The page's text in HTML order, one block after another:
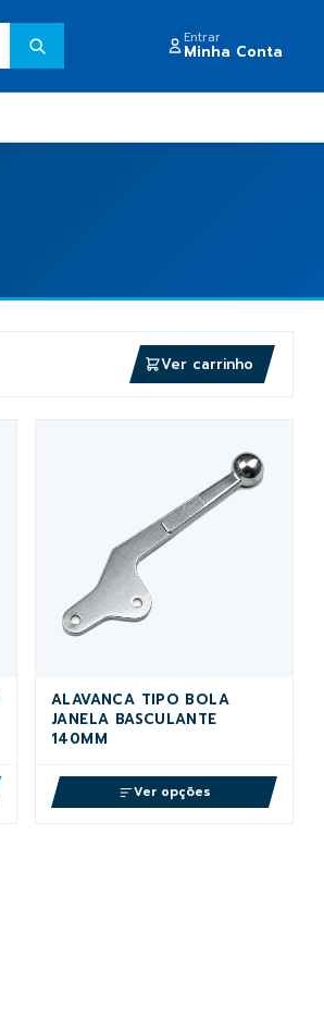
Entrar
Minha Conta
Ver carrinho
ALAVANCA TIPO BOLA
JANELA BASCULANTE
140MM
Ver opções